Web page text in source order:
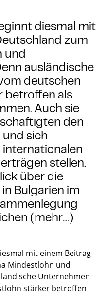
diesmal mit
zum
und
ausländische
deutschen
betroffen als
Auch sie
den
sich
stellen.
über die
Bulgarien im
(mehr…)
mit einem Beitrag
Mindestlohn und
Unternehmen
stärker betroffen